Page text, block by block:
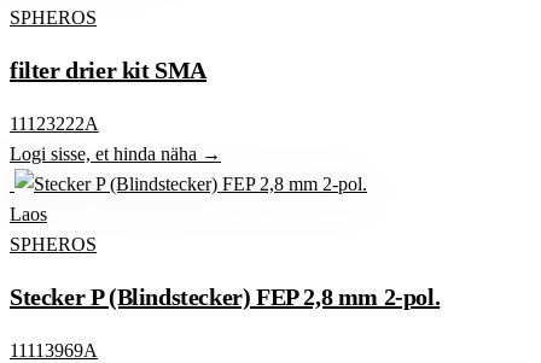
SPHEROS
filter drier kit SMA
11123222A
Logi sisse, et hinda näha →
Laos
SPHEROS
Stecker P (Blindstecker) FEP 2,8 mm 2-pol.
11113969A